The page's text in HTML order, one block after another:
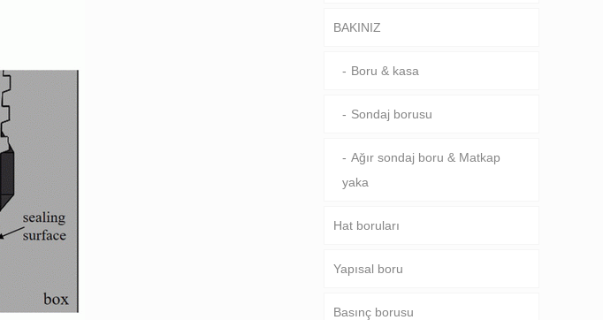
BAKINIZ
Boru & kasa
Sondaj borusu
Ağır sondaj boru & Matkap
yaka
Hat boruları
Ortak boru hattı
Özel servis ve kaplamalı & kaplı
Yapısal boru
Yuvarlak, kare & dikdörtgen
Basınç borusu